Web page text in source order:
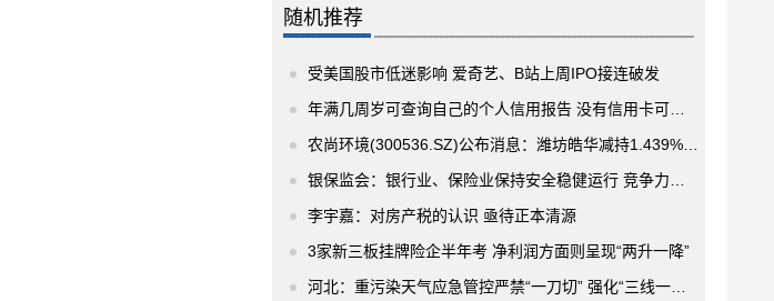
随机推荐
受美国股市低迷影响 爱奇艺、B站上周IPO接连破发
年满几周岁可查询自己的个人信用报告 没有信用卡可以吗？
农尚环境(300536.SZ)公布消息：潍坊皓华减持1.439%股份
银保监会：银行业、保险业保持安全稳健运行 竞争力不断提升
李宇嘉：对房产税的认识 亟待正本清源
3家新三板挂牌险企半年考 净利润方面则呈现“两升一降”
河北：重污染天气应急管控严禁“一刀切” 强化“三线一单”高质量发展绿色支撑作用